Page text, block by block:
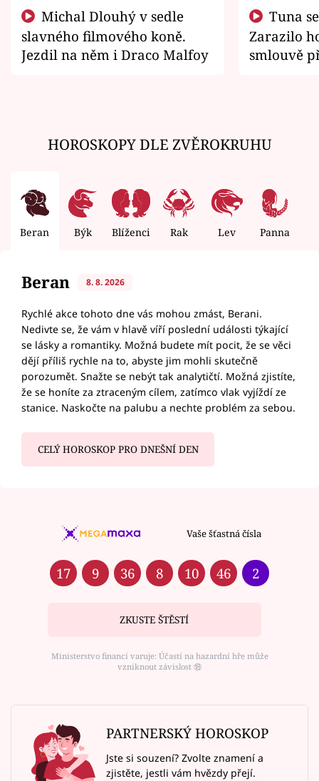
slavného filmového koně.
Jezdil na něm i Draco Malfoy
Zarazilo
smlouvě
HOROSKOPY DLE ZVĚROKRUHU
Beran Býk Blíženci Rak Lev Panna
Beran 8. 8. 2026
Rychlé akce tohoto dne vás mohou zmást, Berani.
Nedivte se, že vám v hlavě víří poslední události týkající
se lásky a romantiky. Možná budete mít pocit, že se věci
dějí příliš rychle na to, abyste jim mohli skutečně
porozumět. Snažte se nebýt tak analytičtí. Možná zjistíte,
že se honíte za ztraceným cílem, zatímco vlak vyjíždí ze
stanice. Naskočte na palubu a nechte problém za sebou.
CELÝ HOROSKOP PRO DNEŠNÍ DEN
Vaše šťastná čísla
17 9 36 8 10 46 2
ZKUSTE ŠTĚSTÍ
Ministerstvo financí varuje: Účastí na hazardní hře může
vzniknout závislost ⑱
PARTNERSKÝ HOROSKOP
Jste si souzení? Zvolte znamení a
zjistěte, jestli vám hvězdy přejí.